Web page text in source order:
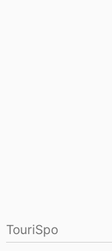
TouriSpo